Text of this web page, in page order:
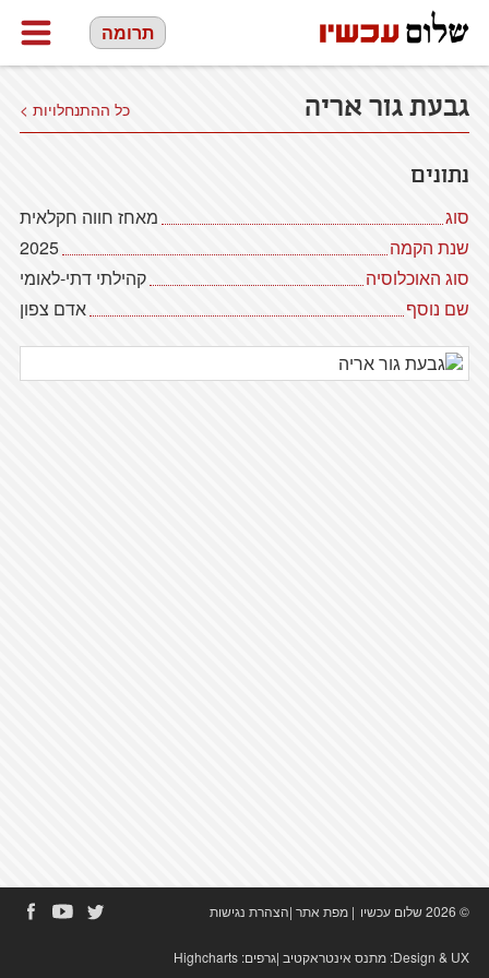
תרומה
גבעת גור אריה כל ההתנחלויות >
נתונים
סוג
מאחז חווה חקלאית
שנת הקמה
2025
סוג האוכלוסיה
קהילתי דתי-לאומי
שם נוסף
אדם צפון
© 2026 שלום עכשיו | מפת אתר|הצהרת נגישות
Design & UX: מתנס אינטראקטיב|גרפים: Highcharts